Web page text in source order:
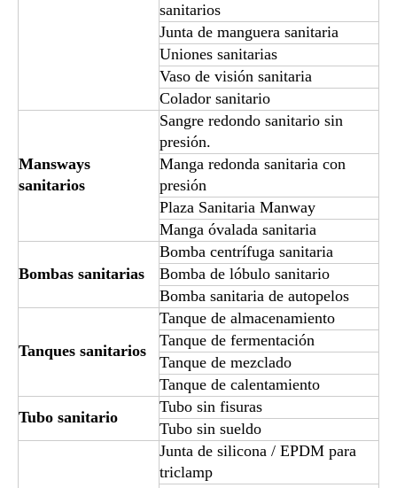
sanitarios
Junta de manguera sanitaria
Uniones sanitarias
Vaso de visión sanitaria
Colador sanitario
Mansways
sanitarios
Sangre redondo sanitario sin
presión.
Manga redonda sanitaria con
presión
Plaza Sanitaria Manway
Manga óvalada sanitaria
Bombas sanitarias
Bomba centrífuga sanitaria
Bomba de lóbulo sanitario
Bomba sanitaria de autopelos
Tanques sanitarios
Tanque de almacenamiento
Tanque de fermentación
Tanque de mezclado
Tanque de calentamiento
Tubo sanitario
Tubo sin fisuras
Tubo sin sueldo
Junta de silicona / EPDM para
triclamp